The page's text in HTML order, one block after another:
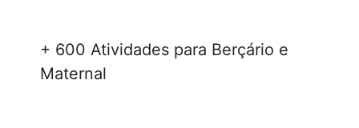
+ 600 Atividades para Berçário e
Maternal